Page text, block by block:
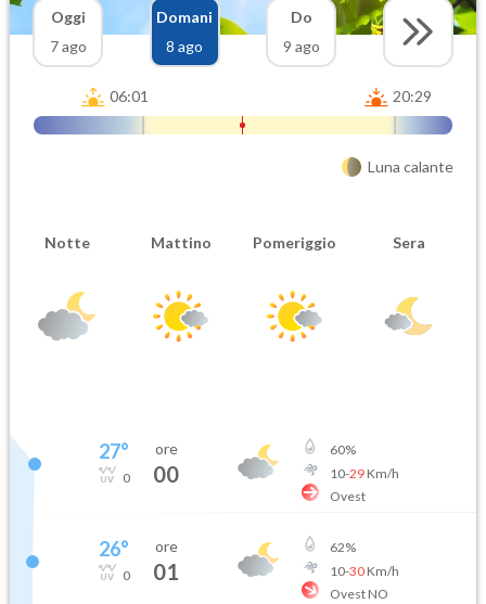
Oggi
7 ago
Domani
8 ago
Do
9 ago
06:01 20:29
Luna calante
Notte Mattino Pomeriggio Sera
27°
0
ore
00
60%
10-29Km/h
Ovest
26°
0
ore
01
62%
10-30Km/h
Ovest NO